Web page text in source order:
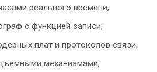
реального времени;
с функцией записи;
плат и протоколов связи;
механизмами;